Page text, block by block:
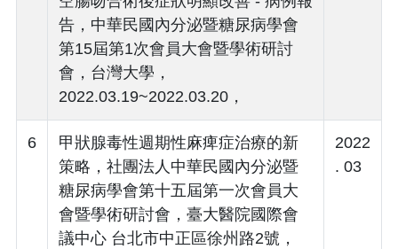
告，中華民國內分泌暨糖尿病學會
第15屆第1次會員大會暨學術研討
會，台灣大學，
2022.03.19~2022.03.20，
6
甲狀腺毒性週期性麻痺症治療的新
策略，社團法人中華民國內分泌暨
糖尿病學會第十五屆第一次會員大
會暨學術研討會，臺大醫院國際會
議中心 台北市中正區徐州路2號，
2022
. 03